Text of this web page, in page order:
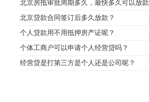
北京房抵审批周期多久，最快多久可以放款
北京贷款合同签订后多久放款？
个人贷款用不用抵押房产证呢？
个体工商户可以申请个人经营贷吗？
经营贷是打第三方是个人还是公司呢？